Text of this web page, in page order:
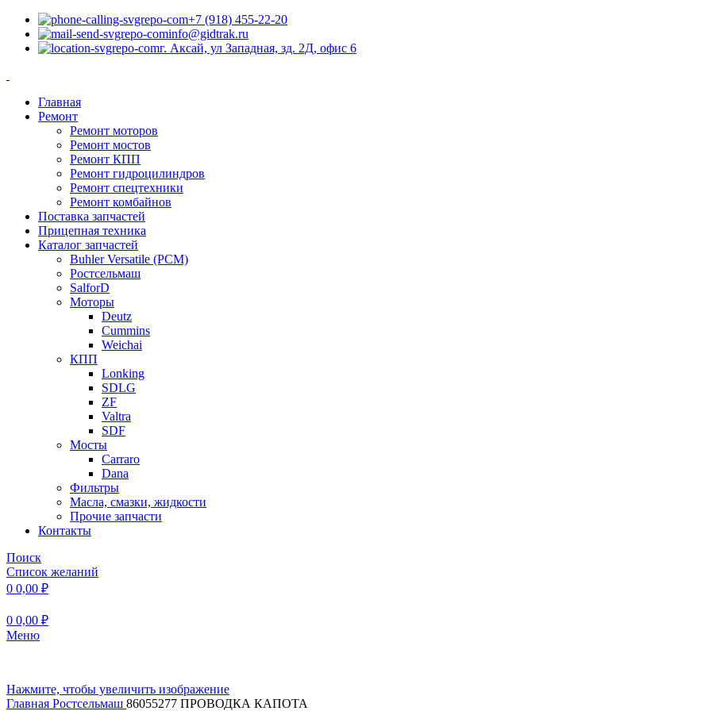
+7 (918) 455-22-20
info@gidtrak.ru
г. Аксай, ул Западная, зд. 2Д, офис 6
Главная
Ремонт
Ремонт моторов
Ремонт мостов
Ремонт КПП
Ремонт гидроцилиндров
Ремонт спецтехники
Ремонт комбайнов
Поставка запчастей
Прицепная техника
Каталог запчастей
Buhler Versatile (РСМ)
Ростсельмаш
SalforD
Моторы
Deutz
Cummins
Weichai
КПП
Lonking
SDLG
ZF
Valtra
SDF
Мосты
Carraro
Dana
Фильтры
Масла, смазки, жидкости
Прочие запчасти
Контакты
Поиск
Список желаний
0 0,00 ₽
0 0,00 ₽
Меню
Нажмите, чтобы увеличить изображение
Главная Ростсельмаш 86055277 ПРОВОДКА КАПОТА